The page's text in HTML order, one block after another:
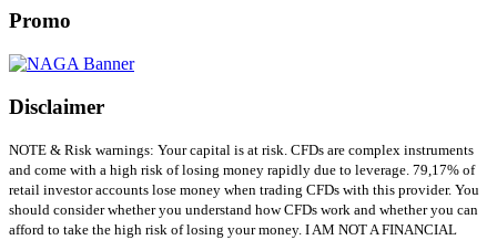
Promo
Disclaimer
NOTE & Risk warnings: Your capital is at risk. CFDs are complex instruments
and come with a high risk of losing money rapidly due to leverage. 79,17% of
retail investor accounts lose money when trading CFDs with this provider. You
should consider whether you understand how CFDs work and whether you can
afford to take the high risk of losing your money. I AM NOT A FINANCIAL